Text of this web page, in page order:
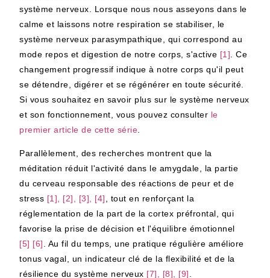
système nerveux. Lorsque nous nous asseyons dans le
calme et laissons notre respiration se stabiliser, le
système nerveux parasympathique, qui correspond au
mode repos et digestion de notre corps, s'active [1] . Ce
changement progressif indique à notre corps qu'il peut
se détendre, digérer et se régénérer en toute sécurité.
Si vous souhaitez en savoir plus sur le système nerveux
et son fonctionnement, vous pouvez consulter le
premier article de cette série
Parallèlement, des recherches montrent que la
méditation réduit l'activité dans le amygdale , la partie
du cerveau responsable des réactions de peur et de
stress [1], [2], [3], [4]
, tout en renforçant la
réglementation de la part de lacortex préfrontal , qui
favorise la prise de décision et l'équilibre émotionnel
[5] [6]
. Au fil du temps, une pratique régulière améliore
tonus vagal , un indicateur clé de la flexibilité et de la
résilience du système nerveux [7], [8], [9]